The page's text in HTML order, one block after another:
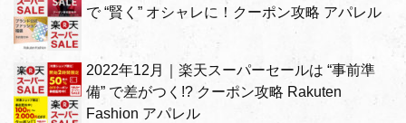
で “賢く” オシャレに！クーポン攻略 アパレル
2022年12月｜楽天スーパーセールは “事前準
備” で差がつく!? クーポン攻略 Rakuten
Fashion アパレル